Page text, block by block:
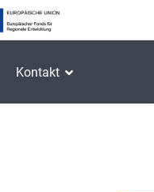
Kontakt